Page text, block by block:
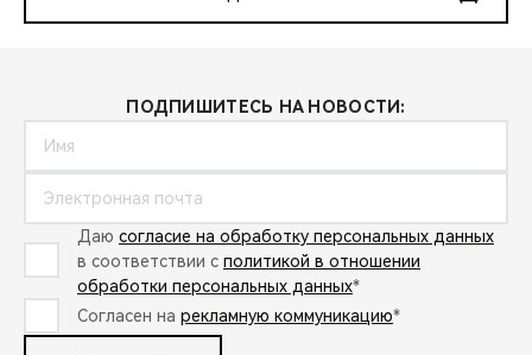
ПОДПИШИТЕСЬ НА НОВОСТИ:
Даю согласие на обработку персональных данных
в соответствии с политикой в отношении
обработки персональных данных*
Согласен на рекламную коммуникацию*